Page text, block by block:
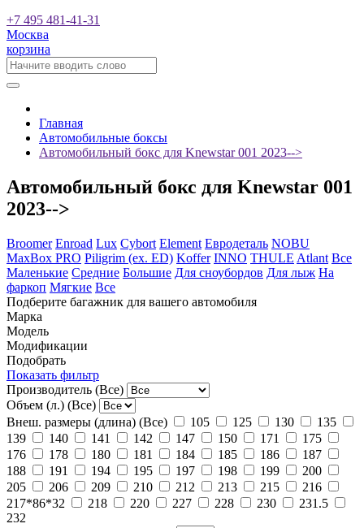
+7 495 481-41-31
Москва
корзина
Главная
Автомобильные боксы
Автомобильный бокс для Knewstar 001 2023-->
Автомобильный бокс для Knewstar 001
2023-->
Broomer Enroad Lux Cybort Element Евродеталь NOBU
MaxBox PRO Piligrim (ex. ED) Koffer INNO THULE Atlant Все
Маленькие Средние Большие Для сноубордов Для лыж На
фаркоп Мягкие Все
Подберите багажник для вашего автомобиля
Марка
Модель
Модификации
Подобрать
Показать фильтр
Производитель (Все)
Объем (л.) (Все)
Внеш. размеры (длина) (Все) 105 125 130
135
139
140 141 142 147 150 171
175
176
178 180 181 184 185 186
187
188
191 194 195 197 198 199
200
205
206 209 210 212 213 215
216
217*86*32
218 220 227 228 230
231.5
232